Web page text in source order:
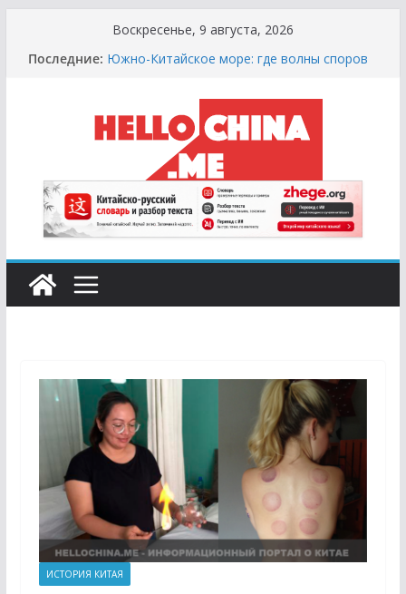
содержимому
Воскресенье, 9 августа, 2026
Последние: Южно-Китайское море: где волны споров
Сырная Лихорадка: Как Найти Настоящий
Сыр в Китае и не Купить «Пластиковый»
Аналог
Охота за Черным Хлебом: Путеводитель
по Русским и Европейским Пекарням в
Китае
Молочный Кризис: Почему в Китае не
Найти Творог, Сметану и Кефир (и Где
Искать Спасение?)
Счастливые Числа и Продукты-Табу:
ИСТОРИЯ КИТАЯ